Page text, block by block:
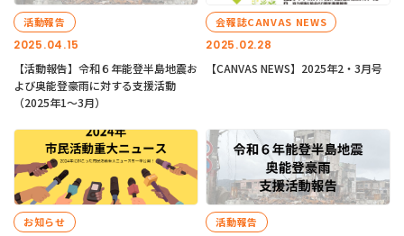
2025.04.15
活動報告
【活動報告】令和６年能登半島地震お
よび奥能登豪雨に対する支援活動
（2025年1〜3月）
2025.02.28
会報誌CANVAS NEWS
【CANVAS NEWS】2025年2・3月号
お知らせ 活動報告